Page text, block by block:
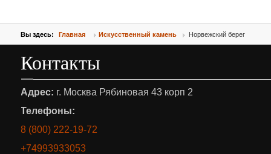
Вы здесь: Главная Искусственный камень Норвежский берег
Контакты
Адрес: г. Москва Рябиновая 43 корп 2
Телефоны:
8 (800) 222-19-72
+74993933053